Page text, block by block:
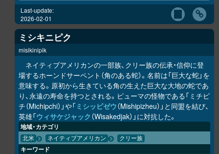
Last-update:
2026-02-01
ミシキニピク
misikinipik
ネイティブアメリカンの一部族、クリー族の伝承・信仰に登
場するホーンドサーペント（角のある蛇）。名前は「巨大な蛇」を
意味する。原初から生きている角の生えた巨大な大地の蛇であ
り、永遠の寿命を持つとされる。ピューマの怪物である「ミチピ
チ（Michipchi）」や「ミシッピゼウ（Mishipizheu）」と同盟を結び、
英雄「ウィサケジャック （Wisakedjak）」に対抗した。
地域・カテゴリ
北米 ネイティブアメリカン クリー族
キーワード